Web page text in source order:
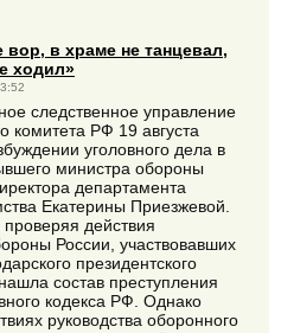
вор, в храме не танцевал,
ходил»
следственное управление
комитета РФ 19 августа
уголовного дела в
министра обороны
департамента
Екатерины Приезжевой.
действия
России, участвовавших
президентского
состав преступления
кодекса РФ. Однако
руководства оборонного